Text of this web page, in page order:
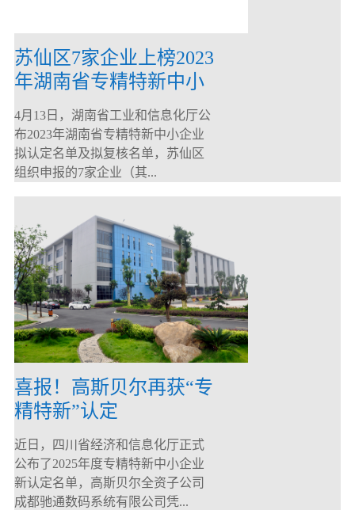
苏仙区7家企业上榜2023
年湖南省专精特新中小
企业
4月13日，湖南省工业和信息化厅公
布2023年湖南省专精特新中小企业
拟认定名单及拟复核名单，苏仙区
组织申报的7家企业（其...
喜报！高斯贝尔再获“专
精特新”认定
近日，四川省经济和信息化厅正式
公布了2025年度专精特新中小企业
新认定名单，高斯贝尔全资子公司
成都驰通数码系统有限公司凭...